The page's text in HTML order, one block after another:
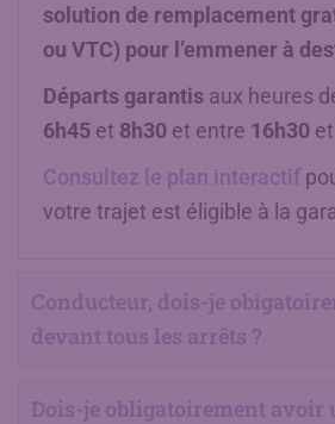
solution de remplacement
ou VTC) pour l’emmener à
Départs garantis aux heures
6h45 et 8h30 et entre 16h30 et
Consultez le plan interactif
votre trajet est éligible à la
Conducteur, dois-je
devant tous les arrêts ?
Dois-je obligatoirement avoir